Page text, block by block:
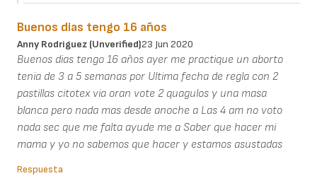
Buenos dias tengo 16 años
Anny Rodriguez (unverified)23 Jun 2020
Buenos dias tengo 16 años ayer me practique un aborto
tenia de 3 a 5 semanas por Ultima fecha de regla con 2
pastillas citotex via oran vote 2 quagulos y una masa
blanca pero nada mas desde anoche a Las 4 am no voto
nada sec que me falta ayude me a Saber que hacer mi
mama y yo no sabemos que hacer y estamos asustadas
Respuesta